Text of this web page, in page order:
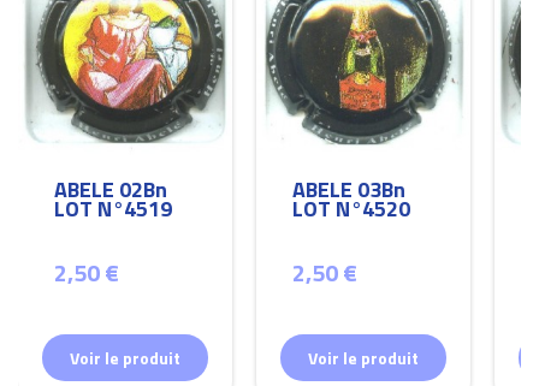
ABELE 02Bn
LOT N°4519
2,50 €
Voir le produit
ABELE 03Bn
LOT N°4520
2,50 €
Voir le produit